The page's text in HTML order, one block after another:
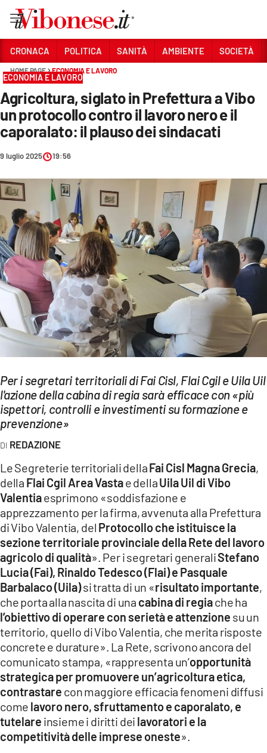
Sezioni
CRONACA
POLITICA
SOCIETÀ
CULTURA
ECONOMIA E LAVORO
EVENTI
SPORT
Streaming
LAC TV
LAC NETWORK
LAC ONAIR
LaC
Network
LACPLAY.IT
LACTV.IT
LACONAIR.IT
LACITYMAG.IT
ILREGGINO.IT
COSENZACHANNEL.IT
ILVIBONESE.IT
CATANZAROCHANNEL.IT
LACAPITALENEWS.IT
App
ANDROID
CRONACA POLITICA SANITÀ AMBIENTE SOCIETÀ
HOME PAGE ECONOMIA E LAVORO
ECONOMIA E LAVORO
Agricoltura, siglato in Prefettura a Vibo
un protocollo contro il lavoro nero e il
caporalato: il plauso dei sindacati
9 luglio 2025 19:56
Per i segretari territoriali di Fai Cisl, Flai Cgil e Uila Uil
l'azione della cabina di regia sarà efficace con «più
ispettori, controlli e investimenti su formazione e
prevenzione»
REDAZIONE
Le Segreterie territoriali dellaFai Cisl Magna Grecia,
della Flai Cgil Area Vastae dellaUila Uil di Vibo
Valentiaesprimono «soddisfazione e
apprezzamento per la firma, avvenuta alla Prefettura
di Vibo Valentia, del Protocollo che istituisce la
sezione territoriale provinciale della Rete del lavoro
agricolo di qualità». Per i segretari generaliStefano
Lucia (Fai), Rinaldo Tedesco (Flai) e Pasquale
Barbalaco (Uila)si tratta di un «risultato importante,
che porta alla nascita di una cabina di regiache ha
l’obiettivo di operare con serietà e attenzione su un
territorio, quello di Vibo Valentia, che merita risposte
concrete e durature». La Rete, scrivono ancora del
comunicato stampa, «rappresenta un’opportunità
strategica per promuovere un’agricoltura etica,
contrastare con maggiore efficacia fenomeni diffusi
come lavoro nero, sfruttamento e caporalato, e
tutelare insieme i diritti dei lavoratori e la
competitività delle imprese oneste».